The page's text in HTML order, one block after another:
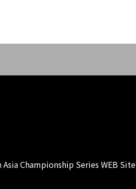
Championship Series WEB Site